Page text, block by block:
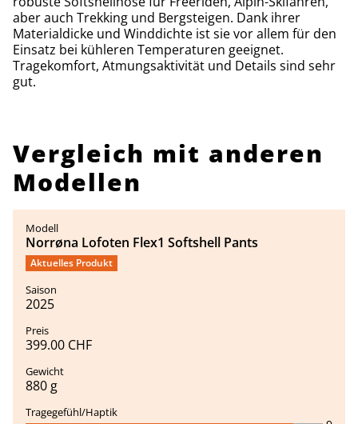
aber auch Trekking und Bergsteigen. Dank ihrer
Materialdicke und Winddichte ist sie vor allem für den
Einsatz bei kühleren Temperaturen geeignet.
Tragekomfort, Atmungsaktivität und Details sind sehr
gut.
Vergleich mit anderen
Modellen
Norrøna Lofoten Flex1 Softshell Pants
Aktuelles Produkt
2025
399.00 CHF
880 g